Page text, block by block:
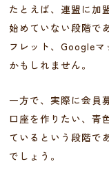
たとえば、連盟に加
始めていない段階で
フレット、Google
かもしれません。
一方で、実際に会員
口座を作りたい、青
ているという段階で
でしょう。